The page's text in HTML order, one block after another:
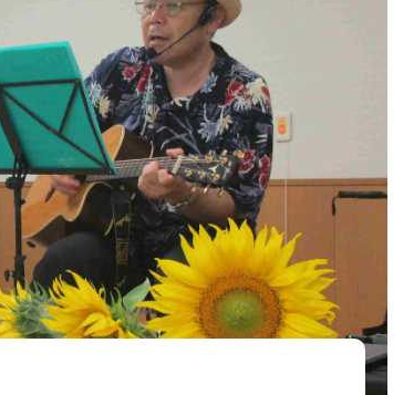
ショートステイ
栄養食事指導
坂の上メディガーデン半田山
坂の上地域連携室
クロストークケアマネジャー編